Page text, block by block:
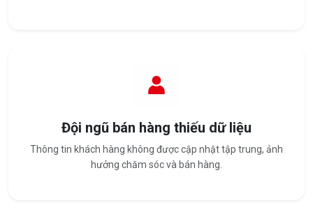
Đội ngũ bán hàng thiếu dữ liệu
Thông tin khách hàng không được cập nhật tập trung, ảnh
hưởng chăm sóc và bán hàng.